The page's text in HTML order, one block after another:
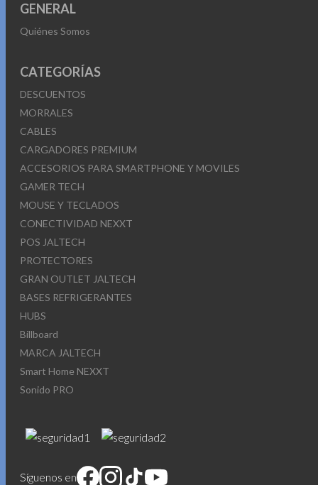
GENERAL
Quiénes Somos
CATEGORÍAS
DESCUENTOS
MORRALES
CABLES
CARGADORES PREMIUM
ACCESORIOS PARA SMARTPHONE Y MOVILES
GAMER TECH
MOUSE Y TECLADOS
CONECTIVIDAD NEXXT
POS JALTECH
PROTECTORES
GRAN OUTLET JALTECH
BASES REFRIGERANTES
HUBS
Billboard
MARCA JALTECH
Smart Home NEXXT
Sonido PRO
Síguenos en